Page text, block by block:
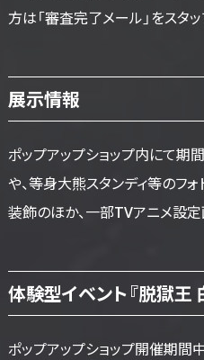
方は「審査完了メール」をスタ
展示情報
ポップアップショップ内にて期
や、等身大熊スタンディ等のフ
装飾のほか、一部TVアニメ設
体験型イベント『脱獄王
ポップアップショップ開催期間